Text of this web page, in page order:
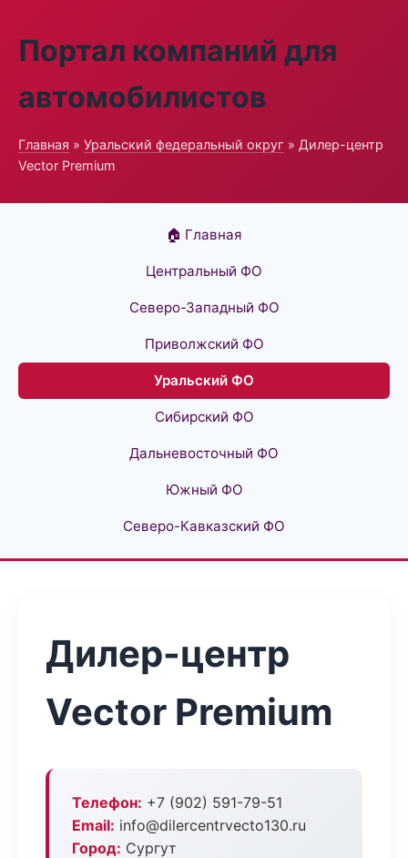
Портал компаний для
автомобилистов
Главная » Уральский федеральный округ » Дилер-центр
Vector Premium
🏠 Главная
Центральный ФО
Северо-Западный ФО
Приволжский ФО
Уральский ФО
Сибирский ФО
Дальневосточный ФО
Южный ФО
Северо-Кавказский ФО
Дилер-центр
Vector Premium
Телефон: +7 (902) 591-79-51
Email: info@dilercentrvecto130.ru
Город: Сургут